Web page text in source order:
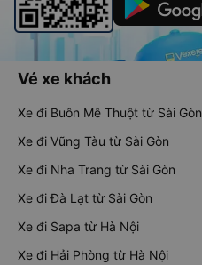
Vé xe khách
Xe đi Buôn Mê Thuột từ Sài Gòn
Xe đi Vũng Tàu từ Sài Gòn
Xe đi Nha Trang từ Sài Gòn
Xe đi Đà Lạt từ Sài Gòn
Xe đi Sapa từ Hà Nội
Xe đi Hải Phòng từ Hà Nội